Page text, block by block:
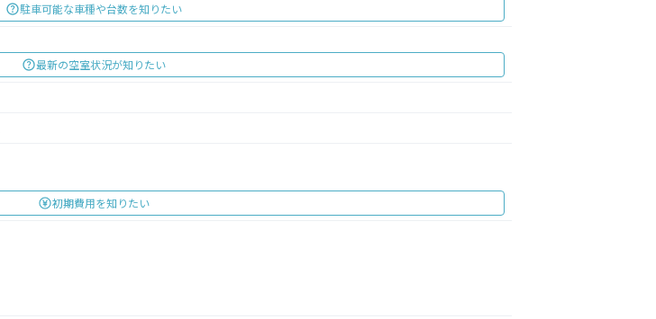
駐車可能な車種や台数を知りたい
最新の空室状況が知りたい
初期費用を知りたい